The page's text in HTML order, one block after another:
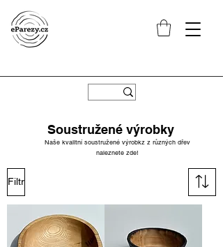
Soustružené výrobky
Naše kvalitní soustružené výrobkz z různých dřev
naleznete zde!
Filtr